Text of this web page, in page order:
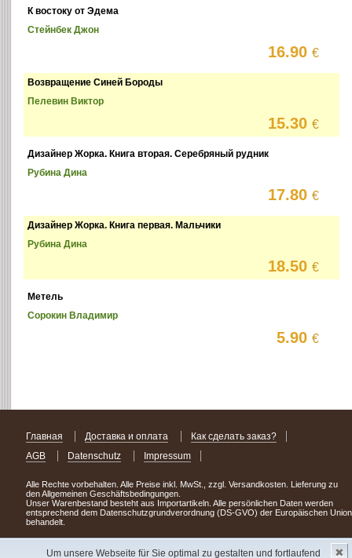
Um unsere Webseite für Sie optimal zu gestalten und fortlaufend ✖
К востоку от Эдема
Стейнбек Джон
16.90€
Возвращение Синей Бороды
Пелевин Виктор
15.30€
Дизайнер Жорка. Книга вторая. Серебряный рудник
Рубина Дина
17.80€
Дизайнер Жорка. Книга первая. Мальчики
Рубина Дина
18.50€
Метель
Сорокин Владимир
5.90€
Главная Доставка и оплата
Как сделать заказ?
AGB
Datenschutz Impressum
Alle Rechte vorbehalten. Alle Preise inkl. MwSt., zzgl. Versandkosten. Lieferung zu
den Allgemeinen Geschäftsbedingungen.
Unser Warenbestand besteht aus Importartikeln. Alle persönlichen Daten werden
entsprechend dem Datenschutzgrundverordnung (DS-GVO) der Europäischen Union
behandelt.
Сделав заказ сегодня, уже через день или два Вы можете стать обладателем
НОВИНКИ из Германии! Удачного поиска!